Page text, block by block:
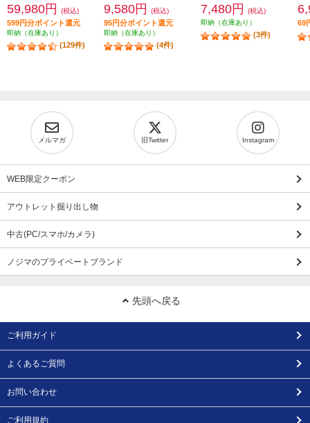
59,980円 (税込)
599円分ポイント還元
即納（在庫あり）
(129件)
9,580円 (税込)
95円分ポイント還元
即納（在庫あり）
(4件)
7,480円
(税込)
即納（在庫あり）
(3件)
69
メルマガ 旧Twitter Instagram
WEB限定クーポン
アウトレット掘り出し物
中古(PC/スマホ/カメラ)
ノジマのプライベートブランド
先頭へ戻る
ご利用ガイド
よくあるご質問
お問い合わせ
ご利用規約